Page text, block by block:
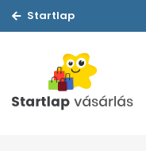
Startlap